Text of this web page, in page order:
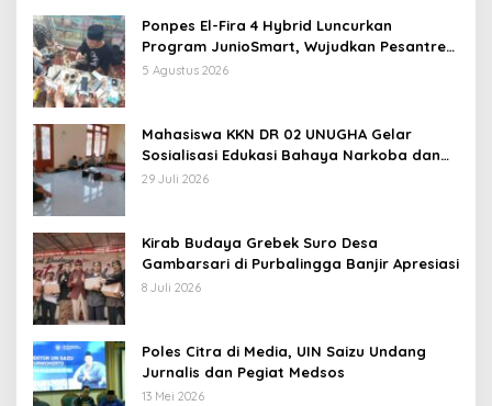
Ponpes El-Fira 4 Hybrid Luncurkan
Program JunioSmart, Wujudkan Pesantren
Digital
5 Agustus 2026
Mahasiswa KKN DR 02 UNUGHA Gelar
Sosialisasi Edukasi Bahaya Narkoba dan
Tanggap Ular di Masjid Fathurrahman
29 Juli 2026
Kirab Budaya Grebek Suro Desa
Gambarsari di Purbalingga Banjir Apresiasi
8 Juli 2026
Poles Citra di Media, UIN Saizu Undang
Jurnalis dan Pegiat Medsos
13 Mei 2026